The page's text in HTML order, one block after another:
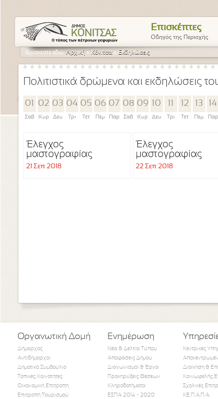
Επισκέπτες
Οδηγός της Περιοχής
Βρίσκεστε εδώ:Αρχική » Κόνιτσα » Εκδηλώσεις
Πολιτιστικά δρώμενα και εκδηλώσεις
01
Σαβ
02
Κυρ
03
Δευ
04
Τρι
05
Τετ
06
Πεμ
07
Παρ
08
Σαβ
09
Κυρ
10
Δευ Τρι
12
Τετ
13
Πεμ
14
Παρ
Έλεγχος
μαστογραφίας
21 Σεπ 2018
Έλεγχος
μαστογραφίας
22 Σεπ 2018
Οργανωτική Δομή
Δήμαρχος
Αντιδήμαρχοι
Δημοτικό Συμβούλιο
Τοπικές Κοινότητες
Οικονομική Επιτροπή
Επιτροπή Τουρισμού
Ενημέρωση
Νέα & Δελτία Τύπου
Αποφάσεις Δήμου
Διαγωνισμοί & Έργα
Προκηρύξεις Θέσεων
Κληροδοτήματα
ΕΣΠΑ 2014 - 2020
Κεντρικές
Διοίκηση &
Κοινωφελής
Σχολικές
ΚΕ.Π.Α.Π.Α.
Follow Us